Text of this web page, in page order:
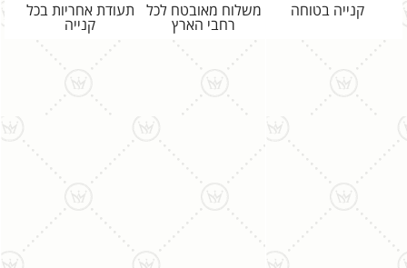
קנייה בטוחה
משלוח מאובטח לכל
רחבי הארץ
תעודת אחריות בכל
קנייה